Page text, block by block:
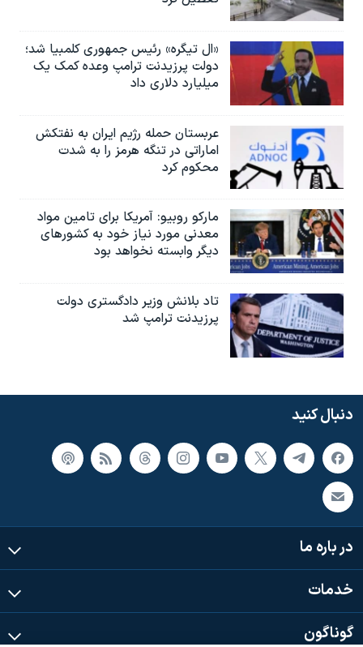
«ال تیگره» رئیس جمهوری کلمبیا شد؛
دولت پرزیدنت ترامپ وعده کمک یک
میلیارد دلاری داد
عربستان حمله رژیم ایران به نفتکش
اماراتی در تنگه هرمز را به‌ شدت
محکوم کرد
مارکو روبیو: آمریکا برای تامین مواد
معدنی مورد نیاز خود به کشورهای
دیگر وابسته نخواهد بود
تاد بلانش وزیر دادگستری دولت
پرزیدنت ترامپ شد
دنبال کنید
در باره ما
خدمات
گوناگون